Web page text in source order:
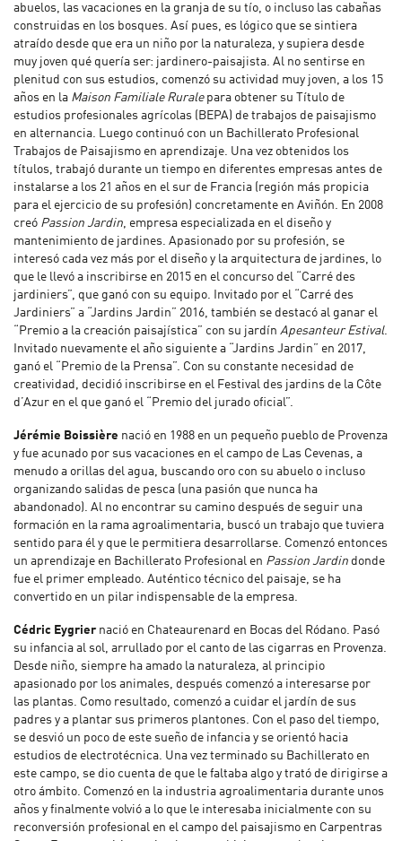
abuelos, las vacaciones en la granja de su tío, o incluso las cabañas
construidas en los bosques. Así pues, es lógico que se sintiera
atraído desde que era un niño por la naturaleza, y supiera desde
muy joven qué quería ser: jardinero-paisajista. Al no sentirse en
plenitud con sus estudios, comenzó su actividad muy joven, a los 15
años en la Maison Familiale Ruralepara obtener su Título de
estudios profesionales agrícolas (BEPA) de trabajos de paisajismo
en alternancia. Luego continuó con un Bachillerato Profesional
Trabajos de Paisajismo en aprendizaje. Una vez obtenidos los
títulos, trabajó durante un tiempo en diferentes empresas antes de
instalarse a los 21 años en el sur de Francia (región más propicia
para el ejercicio de su profesión) concretamente en Aviñón. En 2008
creó Passion Jardin, empresa especializada en el diseño y
mantenimiento de jardines. Apasionado por su profesión, se
interesó cada vez más por el diseño y la arquitectura de jardines, lo
que le llevó a inscribirse en 2015 en el concurso del “Carré des
jardiniers”, que ganó con su equipo. Invitado por el “Carré des
Jardiniers” a “Jardins Jardin” 2016, también se destacó al ganar el
“Premio a la creación paisajística” con su jardín Apesanteur Estival.
Invitado nuevamente el año siguiente a “Jardins Jardin” en 2017,
ganó el “Premio de la Prensa”. Con su constante necesidad de
creatividad, decidió inscribirse en el Festival des jardins de la Côte
d’Azur en el que ganó el “Premio del jurado oficial”.
Jérémie Boissière nació en 1988 en un pequeño pueblo de Provenza
y fue acunado por sus vacaciones en el campo de Las Cevenas, a
menudo a orillas del agua, buscando oro con su abuelo o incluso
organizando salidas de pesca (una pasión que nunca ha
abandonado). Al no encontrar su camino después de seguir una
formación en la rama agroalimentaria, buscó un trabajo que tuviera
sentido para él y que le permitiera desarrollarse. Comenzó entonces
un aprendizaje en Bachillerato Profesional en Passion Jardin donde
fue el primer empleado. Auténtico técnico del paisaje, se ha
convertido en un pilar indispensable de la empresa.
Cédric Eygriernació en Chateaurenard en Bocas del Ródano. Pasó
su infancia al sol, arrullado por el canto de las cigarras en Provenza.
Desde niño, siempre ha amado la naturaleza, al principio
apasionado por los animales, después comenzó a interesarse por
las plantas. Como resultado, comenzó a cuidar el jardín de sus
padres y a plantar sus primeros plantones. Con el paso del tiempo,
se desvió un poco de este sueño de infancia y se orientó hacia
estudios de electrotécnica. Una vez terminado su Bachillerato en
este campo, se dio cuenta de que le faltaba algo y trató de dirigirse a
otro ámbito. Comenzó en la industria agroalimentaria durante unos
años y finalmente volvió a lo que le interesaba inicialmente con su
reconversión profesional en el campo del paisajismo en Carpentras